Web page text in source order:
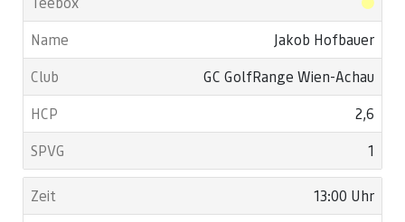
Jakob Hofbauer
GC GolfRange Wien-Achau
2,6
1
13:00 Uhr